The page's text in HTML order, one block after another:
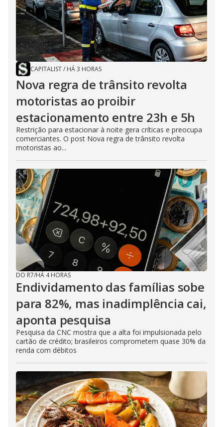
CAPITALIST/ HÁ 3 HORAS
Nova regra de trânsito revolta
motoristas ao proibir
estacionamento entre 23h e 5h
Restrição para estacionar à noite gera críticas e preocupa
comerciantes. O post Nova regra de trânsito revolta
motoristas ao...
DO R7/HÁ 4 HORAS
Endividamento das famílias sobe
para 82%, mas inadimplência cai,
aponta pesquisa
Pesquisa da CNC mostra que a alta foi impulsionada pelo
cartão de crédito; brasileiros comprometem quase 30% da
renda com débitos